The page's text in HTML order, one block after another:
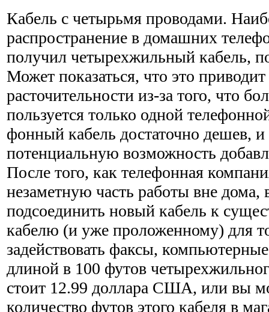
Кабель с четырьмя проводами.
распространение в домашних
получил четырехжильный кабель,
Может показаться, что это
расточительности из-за того, что
пользуется только одной
фонный кабель достаточно дешев, и
потенциальную возможность
После того, как телефонная
незаметную часть работы вне дома,
подсоединить новый кабель к
кабелю (и уже проложенному) для
задействовать факсы,
длиной в 100 футов
стоит 12.99 доллара США, или вы
количество футов этого кабеля в